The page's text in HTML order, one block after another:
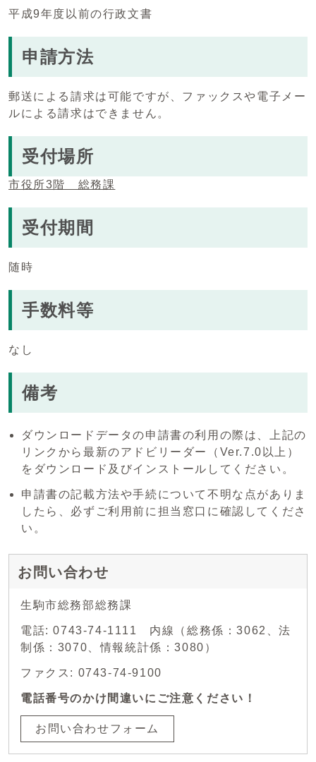
平成9年度以前の行政文書
申請方法
郵送による請求は可能ですが、ファックスや電子メー
ルによる請求はできません。
受付場所
市役所3階 総務課
受付期間
随時
手数料等
なし
備考
ダウンロードデータの申請書の利用の際は、上記の
リンクから最新のアドビリーダー（Ver.7.0以上）
をダウンロード及びインストールしてください。
申請書の記載方法や手続について不明な点がありま
したら、必ずご利用前に担当窓口に確認してくださ
い。
お問い合わせ
生駒市総務部総務課
電話: 0743-74-1111 内線（総務係：3062、法
制係：3070、情報統計係：3080）
ファクス: 0743-74-9100
電話番号のかけ間違いにご注意ください！
お問い合わせフォーム